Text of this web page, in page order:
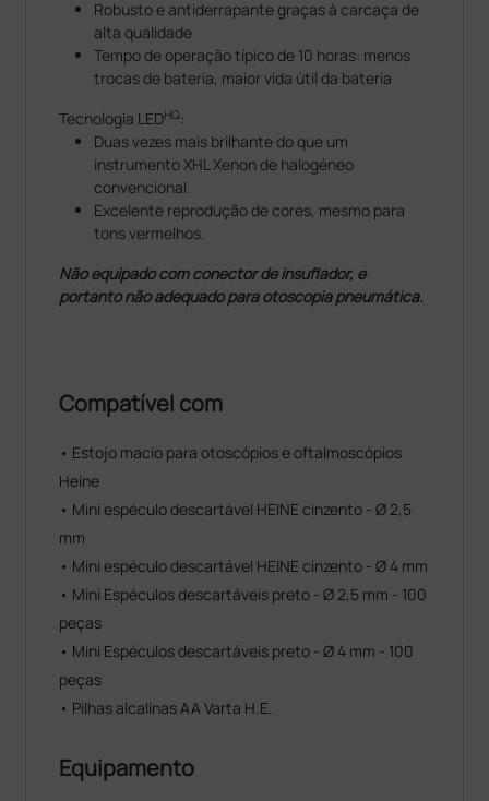
Robusto e antiderrapante graças à carcaça de
alta qualidade
Tempo de operação típico de 10 horas: menos
trocas de bateria, maior vida útil da bateria
Tecnologia LEDHQ:
Duas vezes mais brilhante do que um
instrumento XHL Xenon de halogéneo
convencional.
Excelente reprodução de cores, mesmo para
tons vermelhos.
Não equipado com conector de insuflador, e
portanto não adequado para otoscopia pneumática.
Compatível com
• Estojo macio para otoscópios e oftalmoscópios
Heine
• Mini espéculo descartável HEINE cinzento - Ø 2,5
mm
• Mini espéculo descartável HEINE cinzento - Ø 4 mm
• Mini Espéculos descartáveis preto - Ø 2,5 mm - 100
peças
• Mini Espéculos descartáveis preto - Ø 4 mm - 100
peças
• Pilhas alcalinas AA Varta H.E.
Equipamento